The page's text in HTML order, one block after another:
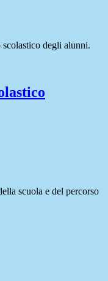
degli alunni.
scuola e del percorso